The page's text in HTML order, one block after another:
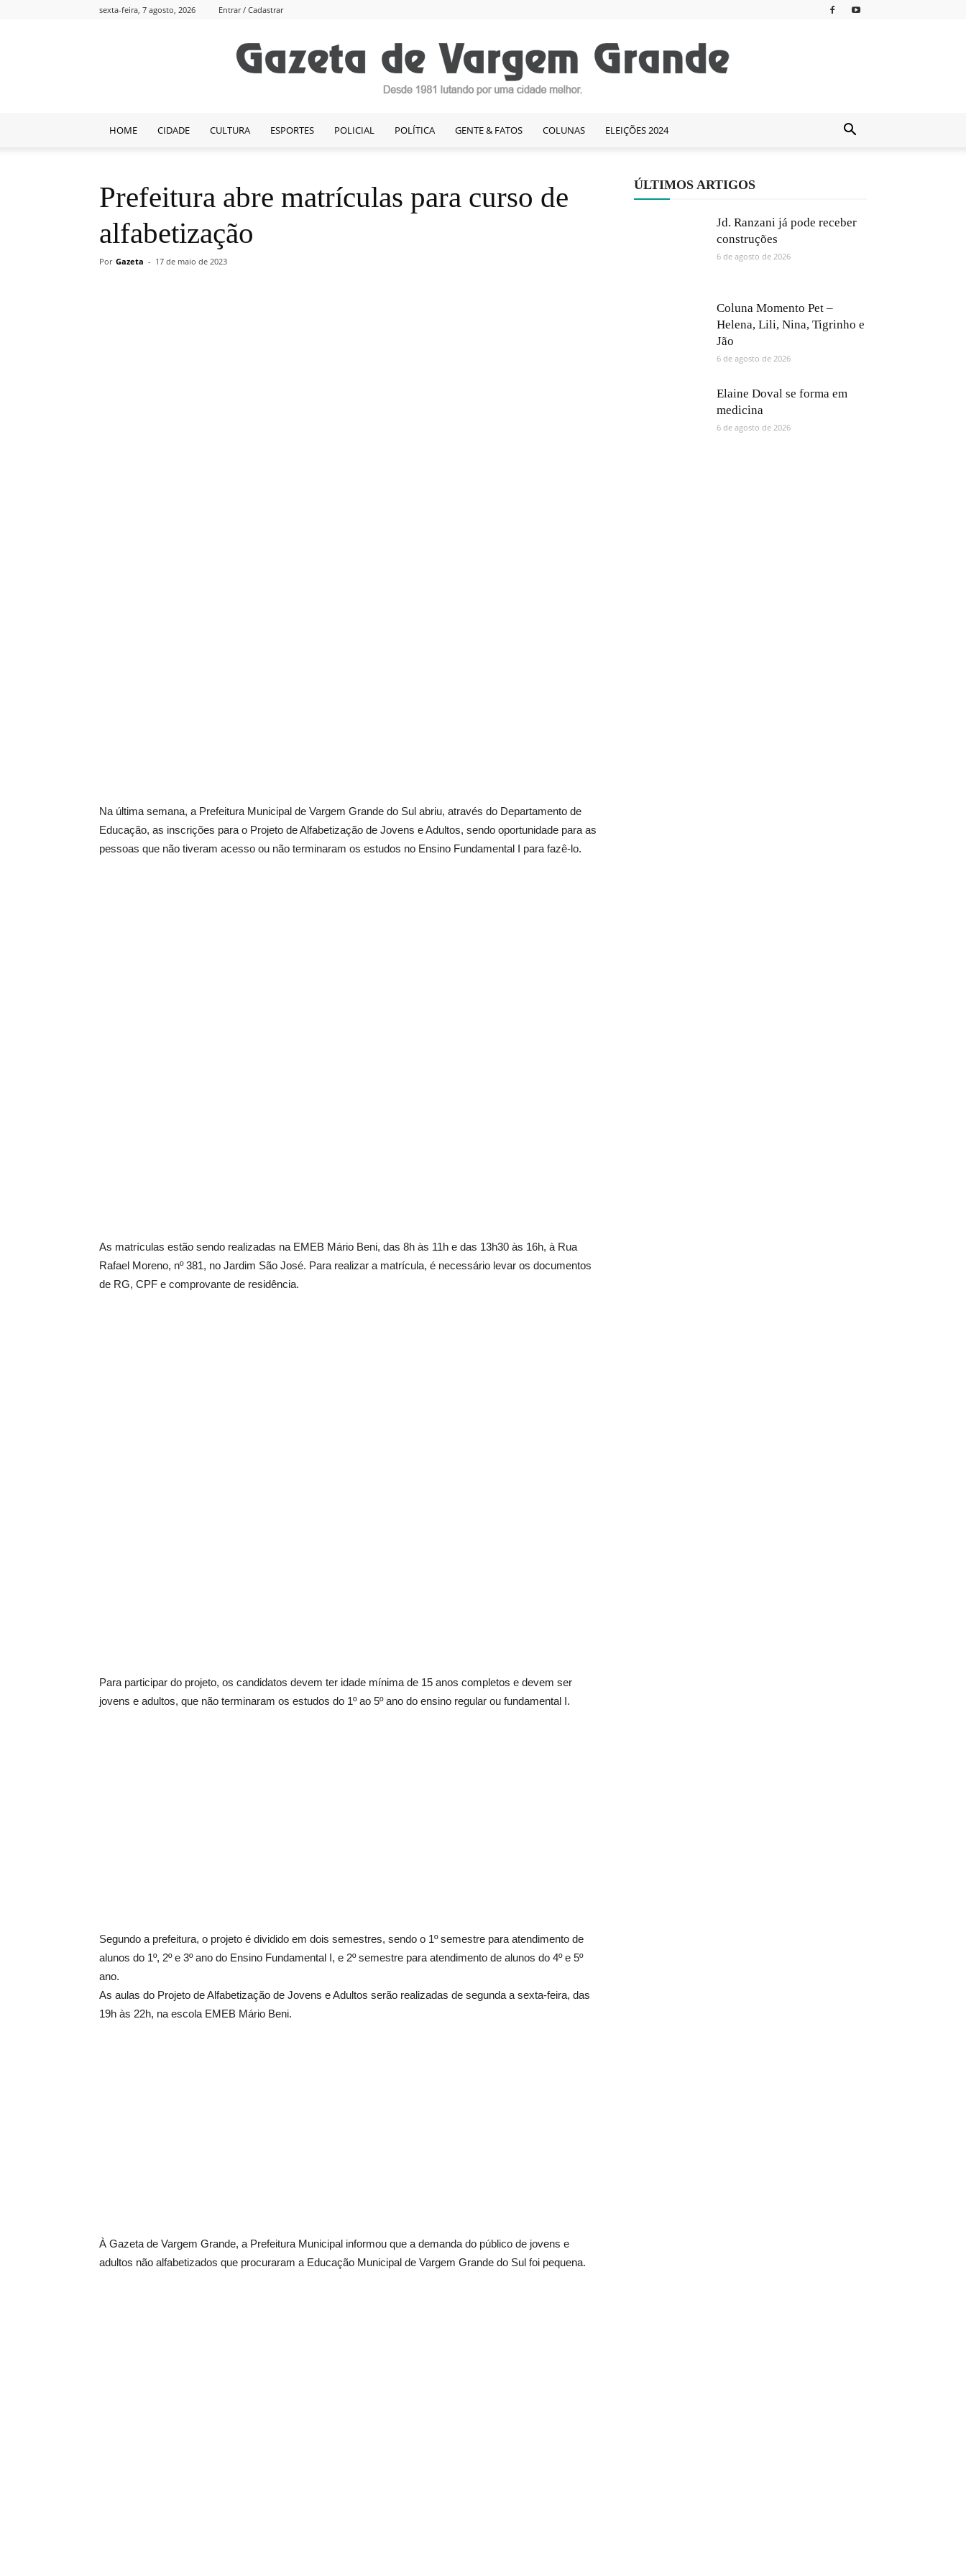
sexta-feira, 7 agosto, 2026 Entrar / Cadastrar
HOME CIDADE CULTURA ESPORTES POLICIAL POLÍTICA GENTE & FATOS COLUNAS ELEIÇÕES 2024
Prefeitura abre matrículas para curso de
alfabetização
Por Gazeta - 17 de maio de 2023
Na última semana, a Prefeitura Municipal de Vargem Grande do Sul abriu, através do Departamento de
Educação, as inscrições para o Projeto de Alfabetização de Jovens e Adultos, sendo oportunidade para as
pessoas que não tiveram acesso ou não terminaram os estudos no Ensino Fundamental I para fazê-lo.
As matrículas estão sendo realizadas na EMEB Mário Beni, das 8h às 11h e das 13h30 às 16h, à Rua
Rafael Moreno, nº 381, no Jardim São José. Para realizar a matrícula, é necessário levar os documentos
de RG, CPF e comprovante de residência.
Para participar do projeto, os candidatos devem ter idade mínima de 15 anos completos e devem ser
jovens e adultos, que não terminaram os estudos do 1º ao 5º ano do ensino regular ou fundamental I.
Segundo a prefeitura, o projeto é dividido em dois semestres, sendo o 1º semestre para atendimento de
alunos do 1º, 2º e 3º ano do Ensino Fundamental I, e 2º semestre para atendimento de alunos do 4º e 5º
ano.
As aulas do Projeto de Alfabetização de Jovens e Adultos serão realizadas de segunda a sexta-feira, das
19h às 22h, na escola EMEB Mário Beni.
À Gazeta de Vargem Grande, a Prefeitura Municipal informou que a demanda do público de jovens e
adultos não alfabetizados que procuraram a Educação Municipal de Vargem Grande do Sul foi pequena.
ÚLTIMOS ARTIGOS
Jd. Ranzani já pode receber
construções
6 de agosto de 2026
Coluna Momento Pet –
Helena, Lili, Nina, Tigrinho e
Jão
6 de agosto de 2026
Elaine Doval se forma em
medicina
6 de agosto de 2026